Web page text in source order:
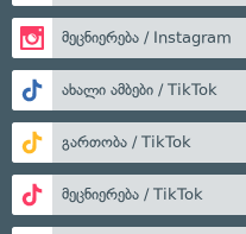
მეცნიერება / Instagram
ახალი ამბები / TikTok
გართობა / TikTok
მეცნიერება / TikTok